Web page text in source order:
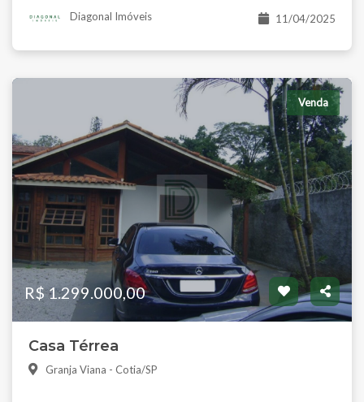
Diagonal Imóveis 11/04/2025
Venda
R$ 1.299.000,00
Casa Térrea
Granja Viana - Cotia/SP